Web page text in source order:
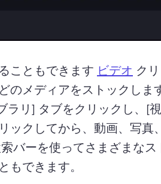
こともできます ビデオ ク
のメディアをストックしま
ラリ] タブをクリックし、[
ックしてから、動画、写真
バーを使ってさまざまな
もできます。